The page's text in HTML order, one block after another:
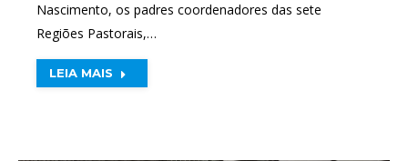
Nascimento, os padres coordenadores das sete
Regiões Pastorais,…
LEIA MAIS